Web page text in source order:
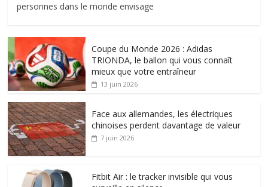
personnes dans le monde envisage
Coupe du Monde 2026 : Adidas
TRIONDA, le ballon qui vous connaît
mieux que votre entraîneur
13 juin 2026
Face aux allemandes, les électriques
chinoises perdent davantage de valeur
7 juin 2026
Fitbit Air : le tracker invisible qui vous